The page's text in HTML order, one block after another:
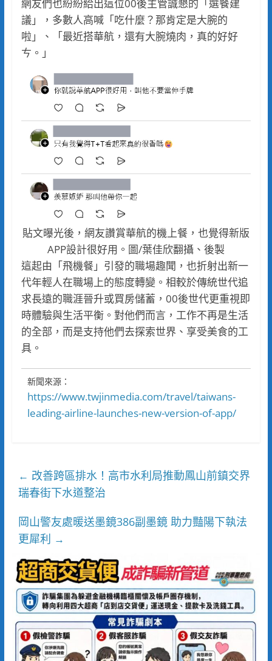
網友們也紛紛給出這位00後主管誠懇的「選餐建
議」，多數人高喊「吃什麼？那肯定是大腕的
啦」、「最近搭華航，還有大腕燒肉，真的好好
ㄘ。」
貼文曝光後，網友讚賞華航的機上餐，也覺得新版
APP設計很好用。圖/葉佳欣翻攝、後製
這起由「飛機餐」引發的職場趣聞，也折射出新一
代年輕人在職場上的態度轉變。相較於傳統世代追
求長遠的職涯晉升或買房儲蓄，00後世代更重視即
時體驗與生活平衡。對他們而言，工作不再是生活
的全部，而是支持他們去探索世界、享受美食的工
具。
新聞來源：
https://www.twjinmedia.com/travel/taiwans-
leading-airline-launches-new-version-of-app/
← 改善跨區排水！高市水利局推動鳳山前鎮交界
瑞春街下水道整治
岡山警友處暖送墨鏡386副墨鏡 助力豔陽下執法
更犀利 →